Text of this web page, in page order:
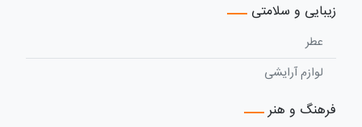
زیبایی و سلامتی
عطر
لوازم آرایشی
فرهنگ و هنر